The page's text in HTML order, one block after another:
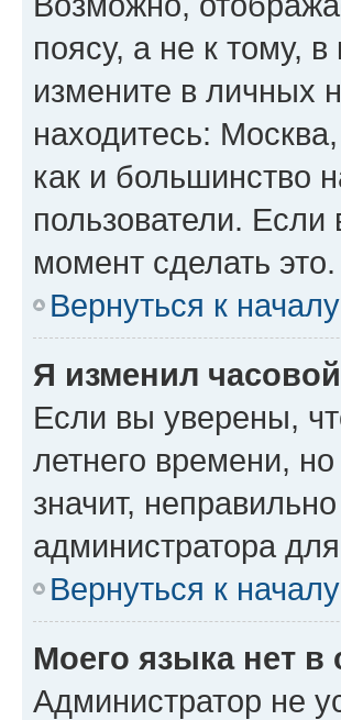
поясу, а не к тому,
измените в личных
находитесь:
как и большинство
пользователи.
момент сделать это.
Вернуться к началу
Я изменил
Если вы уверены,
летнего времени,
значит,
администратора
Вернуться к началу
Моего языка нет в
Администратор не